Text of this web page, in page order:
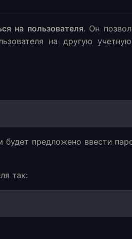
на пользователя. Он
на другую
будет предложено ввести
так: